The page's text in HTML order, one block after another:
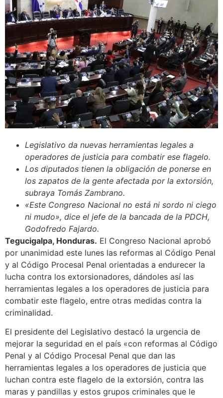
Legislativo da nuevas herramientas legales a
operadores de justicia para combatir ese flagelo.
Los diputados tienen la obligación de ponerse en
los zapatos de la gente afectada por la extorsión,
subraya Tomás Zambrano.
«Este Congreso Nacional no está ni sordo ni ciego
ni mudo», dice el jefe de la bancada de la PDCH,
Godofredo Fajardo.
Tegucigalpa, Honduras. El Congreso Nacional aprobó
por unanimidad este lunes las reformas al Código Penal
y al Código Procesal Penal orientadas a endurecer la
lucha contra los extorsionadores, dándoles así las
herramientas legales a los operadores de justicia para
combatir este flagelo, entre otras medidas contra la
criminalidad.
El presidente del Legislativo destacó la urgencia de
mejorar la seguridad en el país «con reformas al Código
Penal y al Código Procesal Penal que dan las
herramientas legales a los operadores de justicia que
luchan contra este flagelo de la extorsión, contra las
maras y pandillas y estos grupos criminales que le